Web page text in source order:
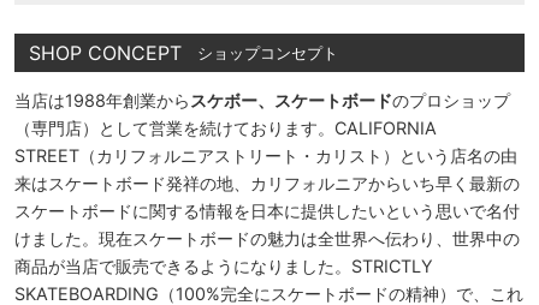
SHOP CONCEPT ショップコンセプト
当店は1988年創業から スケボー、スケートボードのプロショップ
（専門店）として営業を続けております。CALIFORNIA
STREET（カリフォルニアストリート・カリスト）という店名の由
来はスケートボード発祥の地、カリフォルニアからいち早く最新の
スケートボードに関する情報を日本に提供したいという思いで名付
けました。現在スケートボードの魅力は全世界へ伝わり、世界中の
商品が当店で販売できるようになりました。STRICTLY
SKATEBOARDING（100%完全にスケートボードの精神）で、これ